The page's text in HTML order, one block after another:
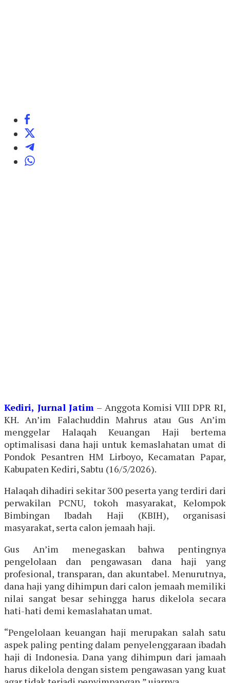
Kediri, Jurnal Jatim – Anggota Komisi VIII DPR RI,
KH. An’im Falachuddin Mahrus atau Gus An’im
menggelar Halaqah Keuangan Haji bertema
optimalisasi dana haji untuk kemaslahatan umat di
Pondok Pesantren HM Lirboyo, Kecamatan Papar,
Kabupaten Kediri, Sabtu (16/5/2026).
Halaqah dihadiri sekitar 300 peserta yang terdiri dari
perwakilan PCNU, tokoh masyarakat, Kelompok
Bimbingan Ibadah Haji (KBIH), organisasi
masyarakat, serta calon jemaah haji.
Gus An’im menegaskan bahwa pentingnya
pengelolaan dan pengawasan dana haji yang
profesional, transparan, dan akuntabel. Menurutnya,
dana haji yang dihimpun dari calon jemaah memiliki
nilai sangat besar sehingga harus dikelola secara
hati-hati demi kemaslahatan umat.
“Pengelolaan keuangan haji merupakan salah satu
aspek paling penting dalam penyelenggaraan ibadah
haji di Indonesia. Dana yang dihimpun dari jamaah
harus dikelola dengan sistem pengawasan yang kuat